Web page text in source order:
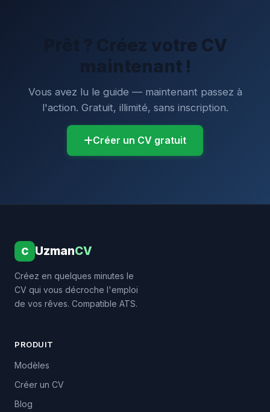
Prêt ? Créez votre CV
maintenant !
Vous avez lu le guide — maintenant passez à
l'action. Gratuit, illimité, sans inscription.
Créer un CV gratuit
C UzmanCV
Créez en quelques minutes le
CV qui vous décroche l'emploi
de vos rêves. Compatible ATS.
PRODUIT
Modèles
Créer un CV
Blog